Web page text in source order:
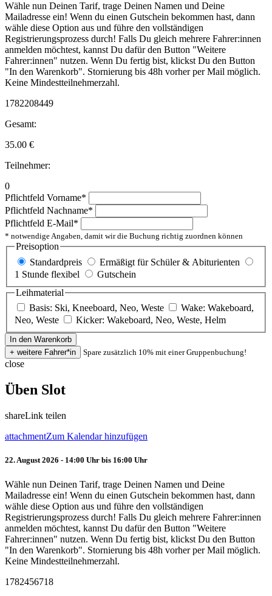
Wähle nun Deinen Tarif, trage Deinen Namen und Deine
Mailadresse ein! Wenn du einen Gutschein bekommen hast, dann
wähle diese Option aus und führe den vollständigen
Registrierungsprozess durch! Falls Du gleich mehrere Fahrer:innen
anmelden möchtest, kannst Du dafür den Button "Weitere
Fahrer:innen" nutzen. Wenn Du fertig bist, klickst Du den Button
"In den Warenkorb". Stornierung bis 48h vorher per Mail möglich.
Keine Mindestteilnehmerzahl.
1782208449
Gesamt:
35.00 €
Teilnehmer:
0
Pflichtfeld Vorname*
Pflichtfeld Nachname*
Pflichtfeld E-Mail*
* notwendige Angaben, damit wir die Buchung richtig zuordnen können
Preisoption
Standardpreis
Ermäßigt für Schüler & Abiturienten
1 Stunde flexibel
Gutschein
Leihmaterial
Basis: Ski, Kneeboard, Neo, Weste
Wake: Wakeboard,
Neo, Weste
Kicker: Wakeboard, Neo, Weste, Helm
Spare zusätzlich 10% mit einer Gruppenbuchung!
close
Üben Slot
shareLink teilen
attachmentZum Kalendar hinzufügen
22. August 2026 - 14:00 Uhr bis 16:00 Uhr
Wähle nun Deinen Tarif, trage Deinen Namen und Deine
Mailadresse ein! Wenn du einen Gutschein bekommen hast, dann
wähle diese Option aus und führe den vollständigen
Registrierungsprozess durch! Falls Du gleich mehrere Fahrer:innen
anmelden möchtest, kannst Du dafür den Button "Weitere
Fahrer:innen" nutzen. Wenn Du fertig bist, klickst Du den Button
"In den Warenkorb". Stornierung bis 48h vorher per Mail möglich.
Keine Mindestteilnehmerzahl.
1782456718